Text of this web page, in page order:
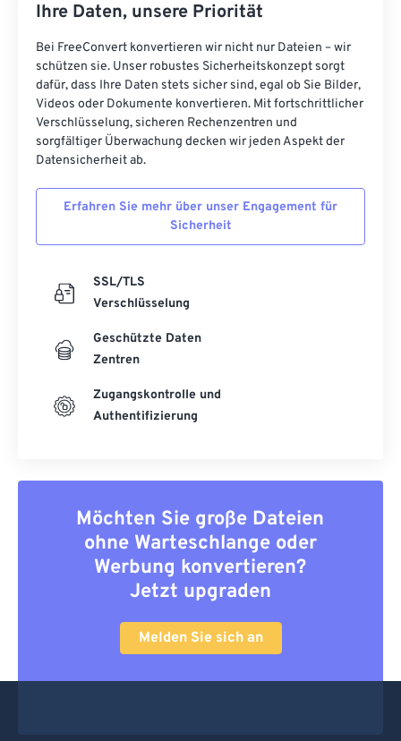
Ihre Daten, unsere Priorität
Bei FreeConvert konvertieren wir nicht nur Dateien – wir
schützen sie. Unser robustes Sicherheitskonzept sorgt
dafür, dass Ihre Daten stets sicher sind, egal ob Sie Bilder,
Videos oder Dokumente konvertieren. Mit fortschrittlicher
Verschlüsselung, sicheren Rechenzentren und
sorgfältiger Überwachung decken wir jeden Aspekt der
Datensicherheit ab.
Erfahren Sie mehr über unser Engagement für
Sicherheit
SSL/TLS
Verschlüsselung
Geschützte Daten
Zentren
Zugangskontrolle und
Authentifizierung
Möchten Sie große Dateien
ohne Warteschlange oder
Werbung konvertieren?
Jetzt upgraden
Melden Sie sich an